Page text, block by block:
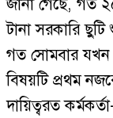
জানা গেছে, গত
টানা সরকারি
গত সোমবার
বিষয়টি প্রথম
দায়িত্বরত